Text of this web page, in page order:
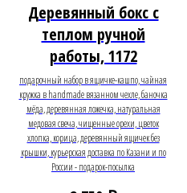
Деревянный бокс с
теплом ручной
работы, 1172
подарочный набор в ящичке-кашпо, чайная
кружка в handmade вязанном чехле, баночка
мёда, деревянная ложечка, натуральная
медовая свеча, чищенные орехи, цветок
хлопка, корица, деревянный ящичек без
крышки, курьерская доставка по Казани и по
России - подарок-посылка